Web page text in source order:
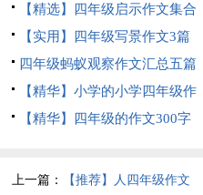
【精选】四年级启示作文集合
8篇【实用】四年级写景作文3篇
四年级蚂蚁观察作文汇总五篇
【精华】小学的小学四年级作
文1200字集锦7篇
【精华】四年级的作文300字
上一篇： 【推荐】人四年级作文